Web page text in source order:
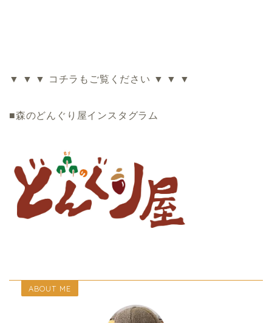
▼ ▼ ▼ コチラもご覧ください ▼ ▼ ▼
■森のどんぐり屋インスタグラム
ABOUT ME